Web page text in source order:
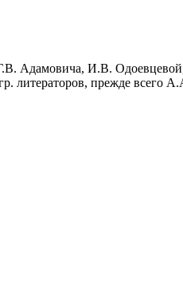
Адамовича, И.В.
литераторов, прежде всего